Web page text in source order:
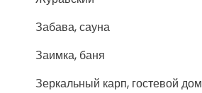
Забава, сауна
Заимка, баня
Зеркальный карп, гостевой дом